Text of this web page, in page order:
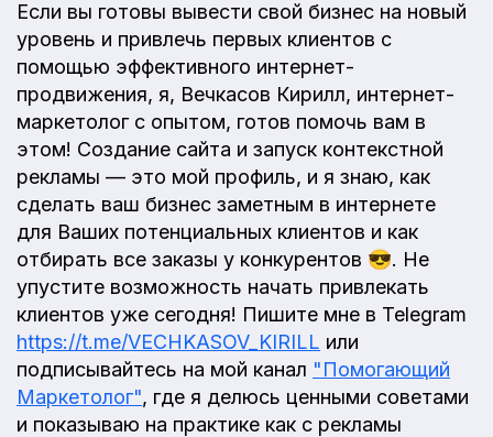
Если вы готовы вывести свой бизнес на новый
уровень и привлечь первых клиентов с
помощью эффективного интернет-
продвижения, я, Вечкасов Кирилл, интернет-
маркетолог с опытом, готов помочь вам в
этом! Создание сайта и запуск контекстной
рекламы — это мой профиль, и я знаю, как
сделать ваш бизнес заметным в интернете
для Ваших потенциальных клиентов и как
отбирать все заказы у конкурентов 😎. Не
упустите возможность начать привлекать
клиентов уже сегодня! Пишите мне в Telegram
https://t.me/VECHKASOV_KIRILL или
подписывайтесь на мой канал "Помогающий
Маркетолог", где я делюсь ценными советами
и показываю на практике как с рекламы